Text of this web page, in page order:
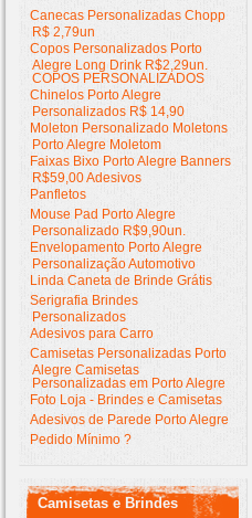
Canecas Personalizadas Chopp
R$ 2,79un
Copos Personalizados Porto
Alegre Long Drink R$2,29un.
COPOS PERSONALIZADOS
Chinelos Porto Alegre
Personalizados R$ 14,90
Moleton Personalizado Moletons
Porto Alegre Moletom
Faixas Bixo Porto Alegre Banners
R$59,00 Adesivos
Panfletos
Mouse Pad Porto Alegre
Personalizado R$9,90un.
Envelopamento Porto Alegre
Personalização Automotivo
Linda Caneta de Brinde Grátis
Serigrafia Brindes
Personalizados
Adesivos para Carro
Camisetas Personalizadas Porto
Alegre Camisetas
Personalizadas em Porto Alegre
Foto Loja - Brindes e Camisetas
Adesivos de Parede Porto Alegre
Pedido Mínimo ?
Camisetas e Brindes